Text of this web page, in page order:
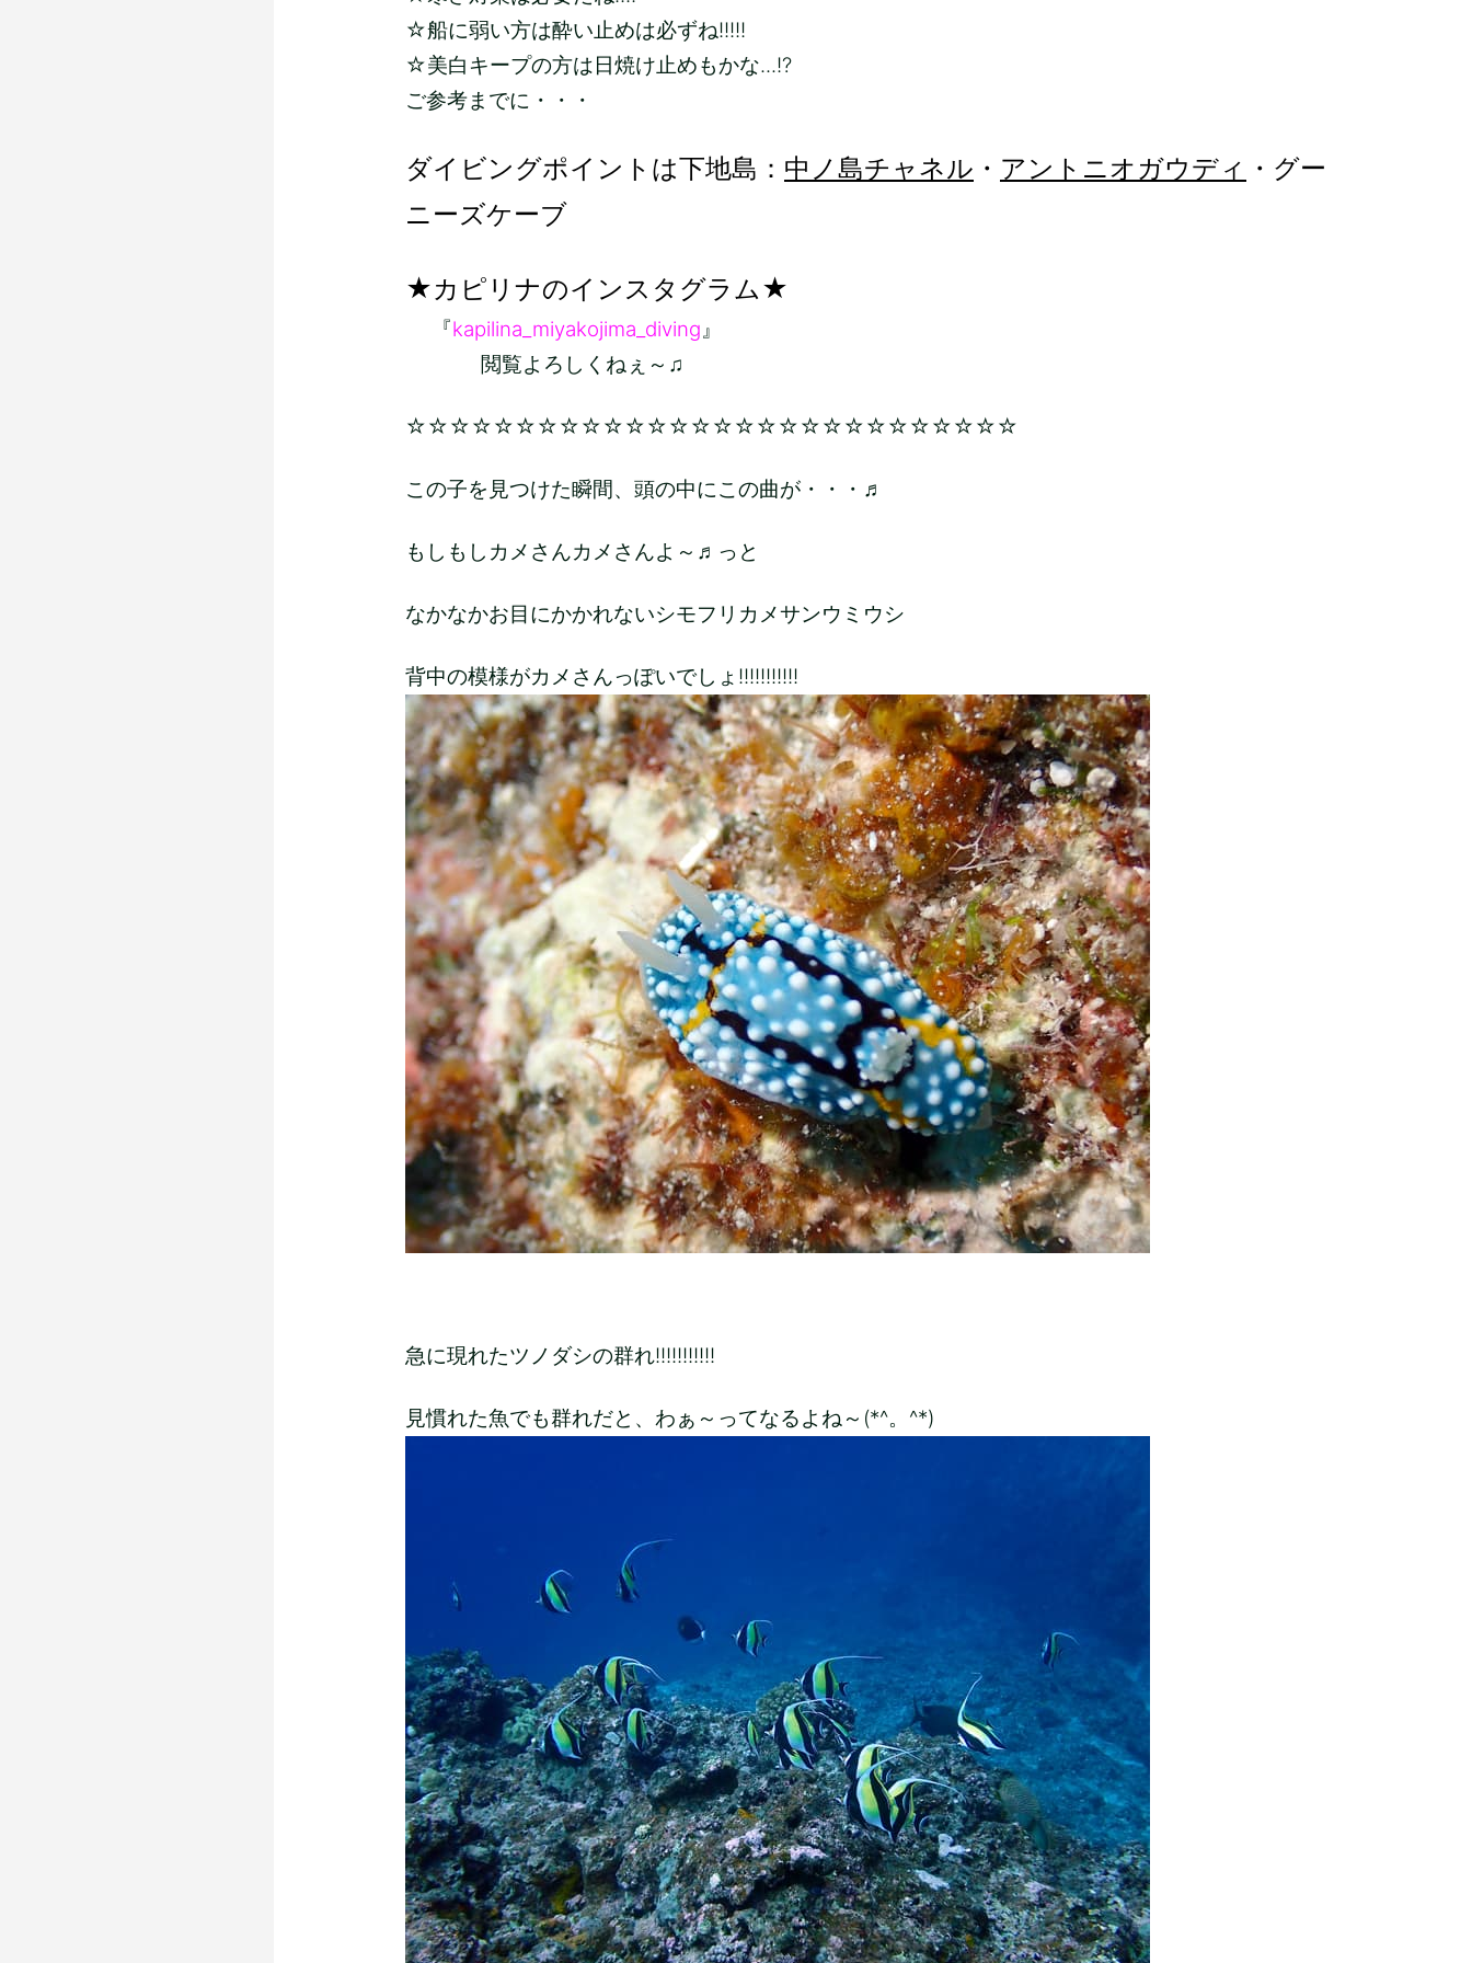
☆船に弱い方は酔い止めは必ずね!!!!!
☆美白キープの方は日焼け止めもかな...!?
ご参考までに・・・
ダイビングポイントは下地島： 中ノ島チャネル ・ アントニオガウディ ・グー
ニーズケーブ
★カピリナのインスタグラム★
『kapilina_miyakojima_diving』
閲覧よろしくねぇ～♫
☆☆☆☆☆☆☆☆☆☆☆☆☆☆☆☆☆☆☆☆☆☆☆☆☆☆☆☆
この子を見つけた瞬間、頭の中にこの曲が・・・♬
もしもしカメさんカメさんよ～♬っと
なかなかお目にかかれないシモフリカメサンウミウシ
背中の模様がカメさんっぽいでしょ!!!!!!!!!!!
急に現れたツノダシの群れ!!!!!!!!!!!
見慣れた魚でも群れだと、わぁ～ってなるよね～(*^。^*)